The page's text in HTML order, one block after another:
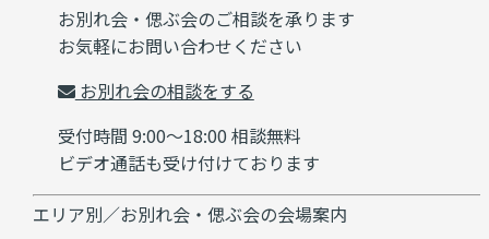
お別れ会・偲ぶ会のご相談を承ります
お気軽にお問い合わせください
お別れ会の相談をする
受付時間 9:00～18:00 相談無料
ビデオ通話も受け付けております
エリア別／お別れ会・偲ぶ会の会場案内